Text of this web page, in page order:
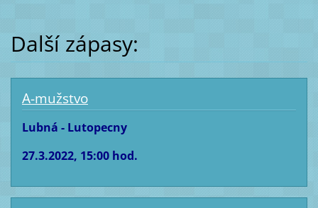
Další zápasy:
A-mužstvo
Lubná - Lutopecny
27.3.2022, 15:00 hod.